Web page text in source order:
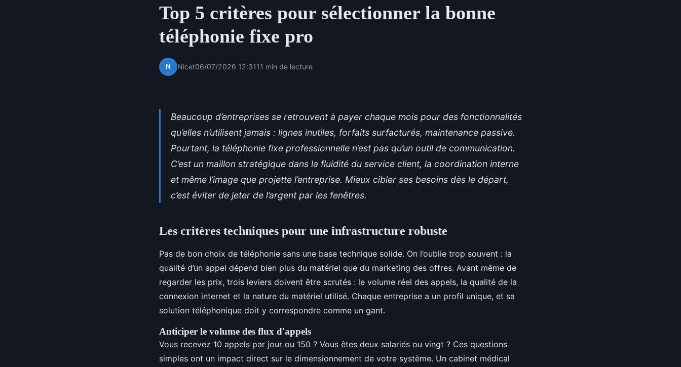
Top 5 critères pour sélectionner la bonne
téléphonie fixe pro
N Nicet06/07/2026 12:3111 min de lecture
Beaucoup d’entreprises se retrouvent à payer chaque mois pour des fonctionnalités
qu’elles n’utilisent jamais : lignes inutiles, forfaits surfacturés, maintenance passive.
Pourtant, la téléphonie fixe professionnelle n’est pas qu’un outil de communication.
C’est un maillon stratégique dans la fluidité du service client, la coordination interne
et même l’image que projette l’entreprise. Mieux cibler ses besoins dès le départ,
c’est éviter de jeter de l’argent par les fenêtres.
Les critères techniques pour une infrastructure robuste
Pas de bon choix de téléphonie sans une base technique solide. On l’oublie trop souvent : la
qualité d’un appel dépend bien plus du matériel que du marketing des offres. Avant même de
regarder les prix, trois leviers doivent être scrutés : le volume réel des appels, la qualité de la
connexion internet et la nature du matériel utilisé. Chaque entreprise a un profil unique, et sa
solution téléphonique doit y correspondre comme un gant.
Anticiper le volume des flux d'appels
Vous recevez 10 appels par jour ou 150 ? Vous êtes deux salariés ou vingt ? Ces questions
simples ont un impact direct sur le dimensionnement de votre système. Un cabinet médical